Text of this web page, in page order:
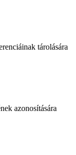
tárolására
azonosítására